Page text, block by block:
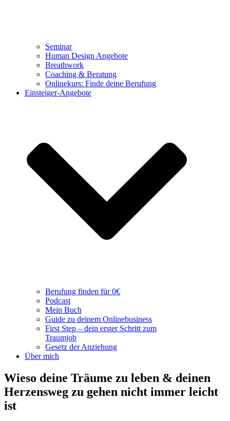
Seminar
Human Design Angebote
Breathwork
Coaching & Beratung
Onlinekurs: Finde deine Berufung
Einsteiger-Angebote
Berufung finden für 0€
Podcast
Mein Buch
Guide zu deinem Onlinebusiness
First Step – dein erster Schritt zum
Traumjob
Gesetz der Anziehung
Über mich
Wieso deine Träume zu leben & deinen
Herzensweg zu gehen nicht immer leicht
ist